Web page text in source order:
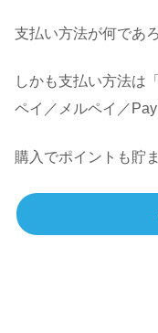
支払い方法が何であ
しかも支払い方法は
ペイ／メルペイ／
購入でポイントも貯